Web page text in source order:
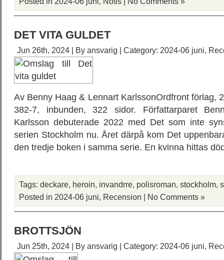
DET VITA GULDET
Jun 26th, 2024 | By ansvarig | Category: 2024-06 juni,
Av Benny Haag & Lennart KarlssonOrdfront förlag,
382-7, inbunden, 322 sidor. Författarparet
Karlsson debuterade 2022 med Det som inte
serien Stockholm nu. Året därpå kom Det
den tredje boken i samma serie. En kvinna hittas
Tags: deckare, heroin, invandrre, polisroman, stockholm,
Posted in 2024-06 juni, Recension | No Comments »
BROTTSJÖN
Jun 25th, 2024 | By ansvarig | Category: 2024-06 juni,